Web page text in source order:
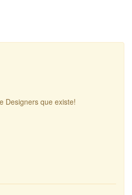
Designers que existe!